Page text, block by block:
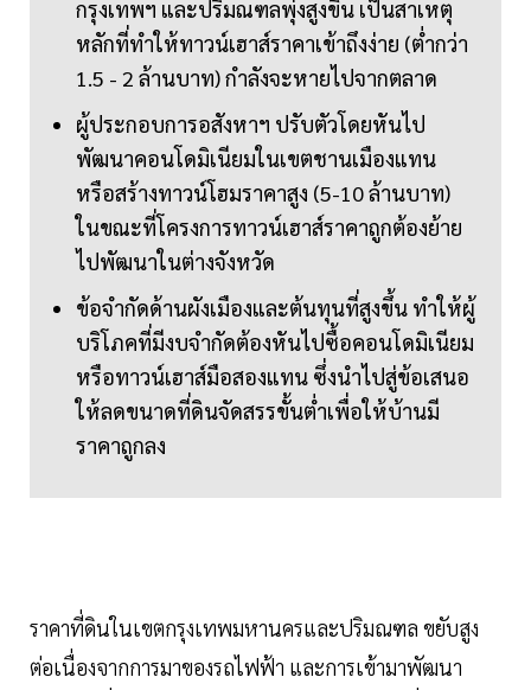
กรุงเทพฯ และปริมณฑลพุ่งสูงขึ้น เป็นสาเหตุ
หลักที่ทำให้ทาวน์เฮาส์ราคาเข้าถึงง่าย (ต่ำกว่า
1.5 - 2 ล้านบาท) กำลังจะหายไปจากตลาด
ผู้ประกอบการอสังหาฯ ปรับตัวโดยหันไป
พัฒนาคอนโดมิเนียมในเขตชานเมืองแทน
หรือสร้างทาวน์โฮมราคาสูง (5-10 ล้านบาท)
ในขณะที่โครงการทาวน์เฮาส์ราคาถูกต้องย้าย
ไปพัฒนาในต่างจังหวัด
ข้อจำกัดด้านผังเมืองและต้นทุนที่สูงขึ้น ทำให้ผู้
บริโภคที่มีงบจำกัดต้องหันไปซื้อคอนโดมิเนียม
หรือทาวน์เฮาส์มือสองแทน ซึ่งนำไปสู่ข้อเสนอ
ให้ลดขนาดที่ดินจัดสรรขั้นต่ำเพื่อให้บ้านมี
ราคาถูกลง
ราคาที่ดินในเขตกรุงเทพมหานครและปริมณฑล ขยับสูง
ต่อเนื่องจากการมาของรถไฟฟ้า และการเข้ามาพัฒนา